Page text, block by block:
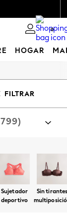
0
HOGAR
FILTRAR
Sujetador
deportivo
Sin